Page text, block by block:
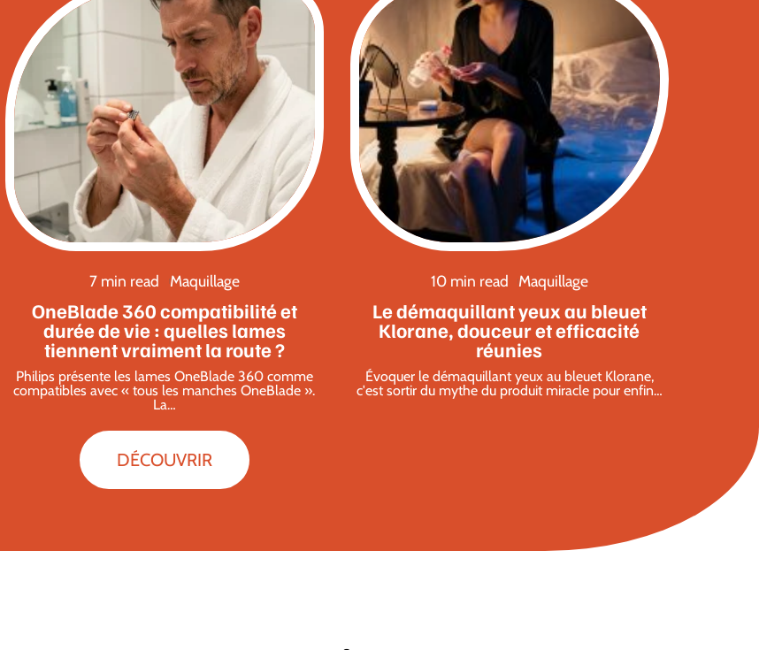
7 min read Maquillage
OneBlade 360 compatibilité et
durée de vie : quelles lames
tiennent vraiment la route ?
Philips présente les lames OneBlade 360 comme
compatibles avec « tous les manches OneBlade ».
La…
10 min read Maquillage
Le démaquillant yeux au bleuet
Klorane, douceur et efficacité
réunies
Évoquer le démaquillant yeux au bleuet Klorane,
c'est sortir du mythe du produit miracle pour enfin…
DÉCOUVRIR